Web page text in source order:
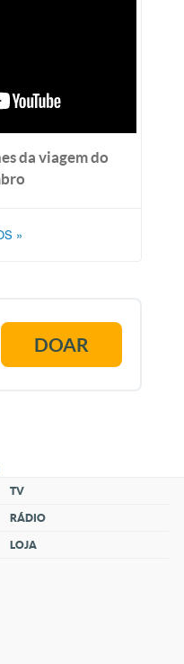
da viagem do
»
DOAR
TV
RÁDIO
LOJA